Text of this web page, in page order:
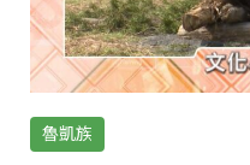
魯凱族